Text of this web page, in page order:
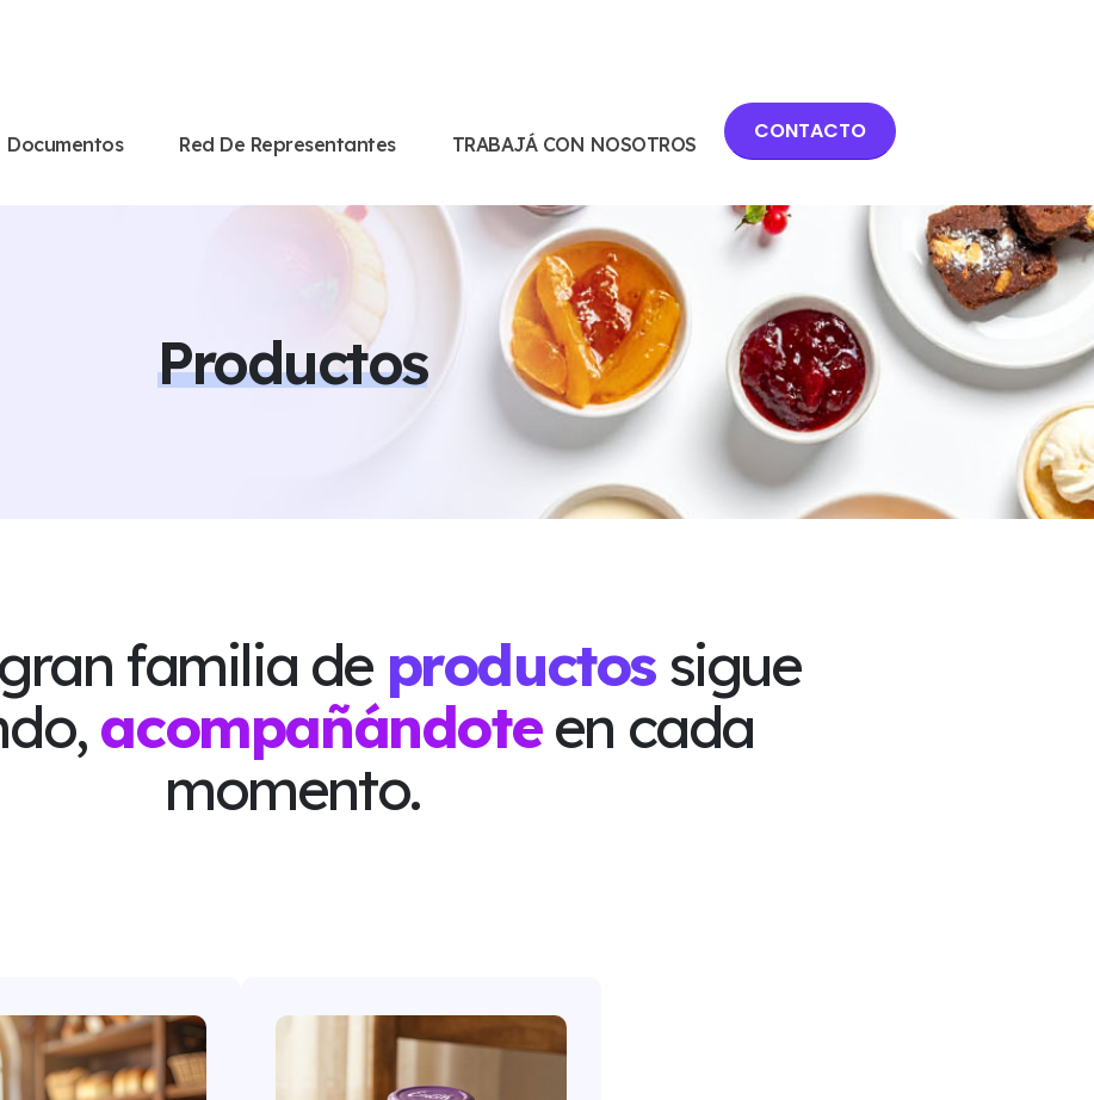
Documentos Red De Representantes TRABAJÁ CON NOSOTROS CONTACTO
Productos
familia de productossigue
acompañándoteen cada
momento.